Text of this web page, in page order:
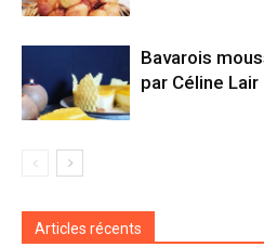
Bavarois
par Céline Lair
Articles récents